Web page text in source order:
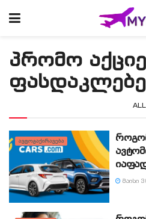
პრომო
ALL
ᲐᲕᲢᲝᲒᲐᲥᲘᲠᲐᲕᲔᲑᲐ
ᲛᲐᲘᲡᲘ